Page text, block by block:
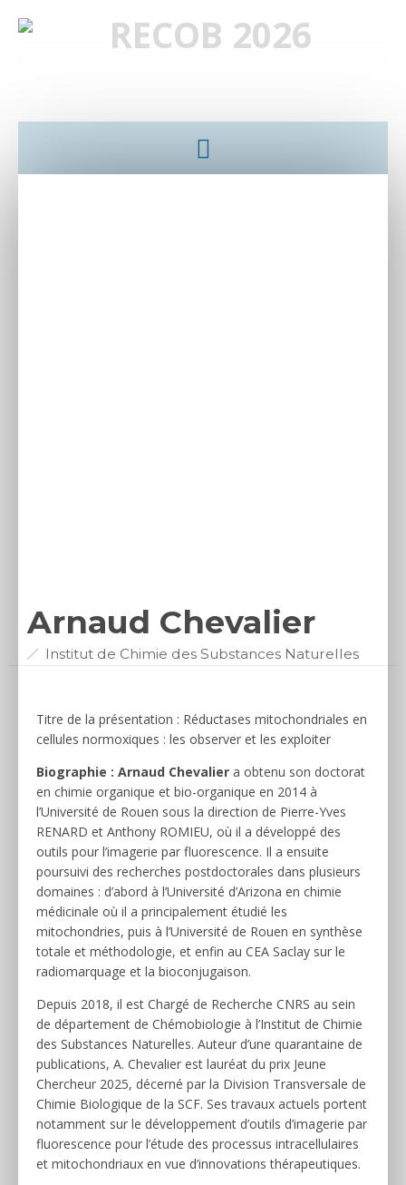
Arnaud Chevalier
Institut de Chimie des Substances Naturelles
Titre de la présentation : Réductases mitochondriales en
cellules normoxiques : les observer et les exploiter
Biographie : Arnaud Chevalier a obtenu son doctorat
en chimie organique et bio-organique en 2014 à
l’Université de Rouen sous la direction de Pierre-Yves
RENARD et Anthony ROMIEU, où il a développé des
outils pour l’imagerie par fluorescence. Il a ensuite
poursuivi des recherches postdoctorales dans plusieurs
domaines : d’abord à l’Université d’Arizona en chimie
médicinale où il a principalement étudié les
mitochondries, puis à l’Université de Rouen en synthèse
totale et méthodologie, et enfin au CEA Saclay sur le
radiomarquage et la bioconjugaison.
Depuis 2018, il est Chargé de Recherche CNRS au sein
de département de Chémobiologie à l’Institut de Chimie
des Substances Naturelles. Auteur d’une quarantaine de
publications, A. Chevalier est lauréat du prix Jeune
Chercheur 2025, décerné par la Division Transversale de
Chimie Biologique de la SCF. Ses travaux actuels portent
notamment sur le développement d’outils d’imagerie par
fluorescence pour l’étude des processus intracellulaires
et mitochondriaux en vue d’innovations thérapeutiques.